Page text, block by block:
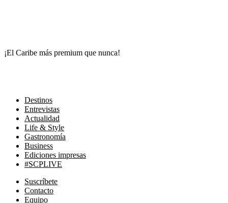
¡El Caribe más premium que nunca!
Destinos
Entrevistas
Actualidad
Life & Style
Gastronomía
Business
Ediciones impresas
#SCPLIVE
Suscríbete
Contacto
Equipo